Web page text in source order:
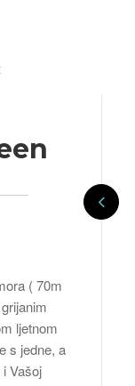
( 70m
ljetnom
s jedne, a
Vašoj